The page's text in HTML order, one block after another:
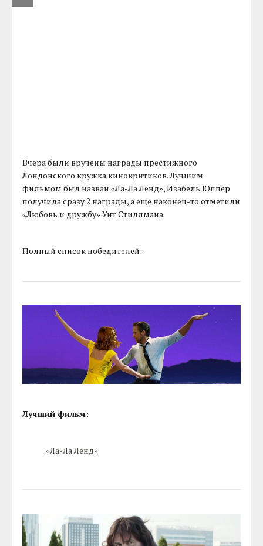
Вчера были вручены награды престижного
Лондонского кружка кинокритиков. Лучшим
фильмом был назван «Ла-Ла Ленд», Изабель Юппер
получила сразу 2 награды, а еще наконец-то отметили
«Любовь и дружбу» Уит Стиллмана.
Полный список победителей:
Лучший фильм:
«Ла-Ла Ленд»